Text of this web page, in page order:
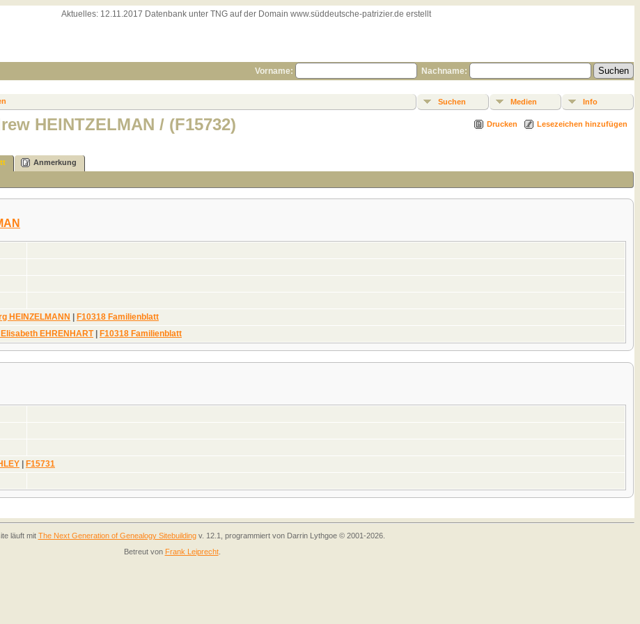
Aktuelles: 12.11.2017 Datenbank unter TNG auf der Domain www.süddeutsche-patrizier.de erstellt
Vorname: Nachname:
Suchen Medien Info
Drucken Lesezeichen hinzufügen
HEINTZELMAN / (F15732)
Anmerkung
HEINZELMANN | F10318 Familienblatt
EHRENHART| F10318 Familienblatt
| F15731
läuft mit The Next Generation of Genealogy Sitebuildingv. 12.1, programmiert von Darrin Lythgoe © 2001-2026.
Betreut von Frank Leiprecht.